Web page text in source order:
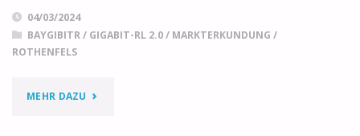
04/03/2024
BAYGIBITR/ GIGABIT-RL 2.0/ MARKTERKUNDUNG /
ROTHENFELS
MEHR DAZU "KOMBINIERTE